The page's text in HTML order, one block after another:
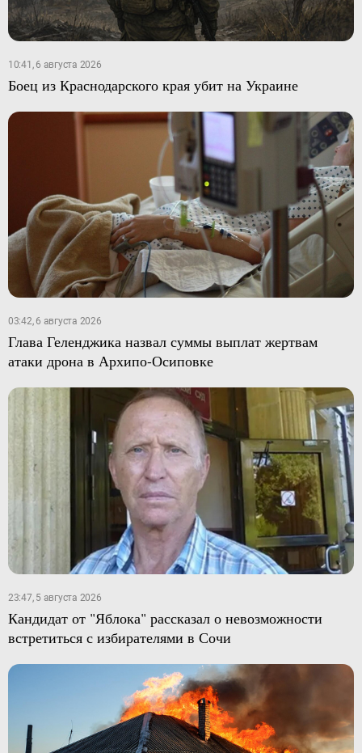
10:41, 6 августа 2026
Боец из Краснодарского края убит на Украине
03:42, 6 августа 2026
Глава Геленджика назвал суммы выплат жертвам
атаки дрона в Архипо-Осиповке
23:47, 5 августа 2026
Кандидат от "Яблока" рассказал о невозможности
встретиться с избирателями в Сочи